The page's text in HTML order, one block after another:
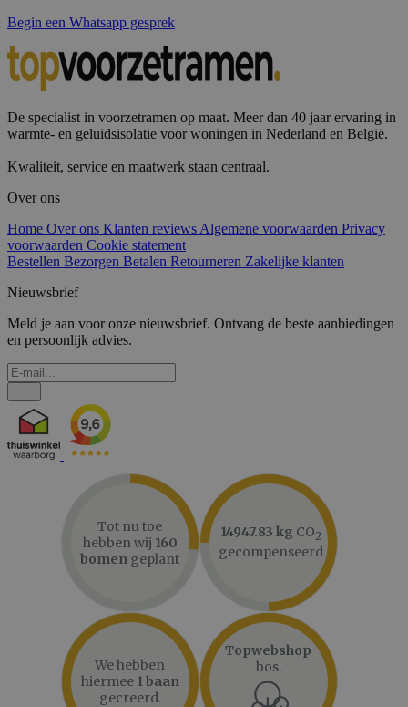
Begin een Whatsapp gesprek
De specialist in voorzetramen op maat. Meer dan 40 jaar ervaring in
warmte- en geluidsisolatie voor woningen in Nederland en België.
Kwaliteit, service en maatwerk staan centraal.
Over ons
Home Over ons Klanten reviews Algemene voorwaarden Privacy
voorwaarden Cookie statement
Bestellen Bezorgen Betalen Retourneren Zakelijke klanten
Nieuwsbrief
Meld je aan voor onze nieuwsbrief. Ontvang de beste aanbiedingen
en persoonlijk advies.
Tot nu toe
hebben wij 160
bomen geplant
14947.83 kg CO2
gecompenseerd
We hebben
hiermee 1 baan
gecreerd.
Topwebshop
bos.